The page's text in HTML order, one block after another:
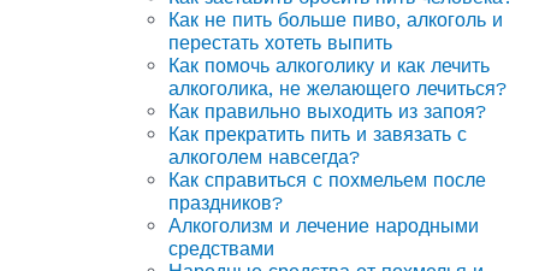
Как не пить больше пиво, алкоголь и
перестать хотеть выпить
Как помочь алкоголику и как лечить
алкоголика, не желающего лечиться?
Как правильно выходить из запоя?
Как прекратить пить и завязать с
алкоголем навсегда?
Как справиться с похмельем после
праздников?
Алкоголизм и лечение народными
средствами